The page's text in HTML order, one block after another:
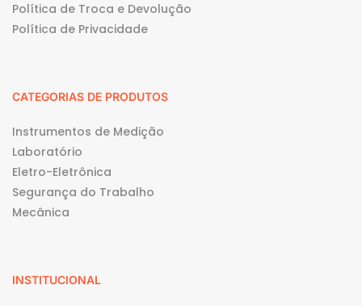
Política de Troca e Devolução
Política de Privacidade
CATEGORIAS DE PRODUTOS
Instrumentos de Medição
Laboratório
Eletro-Eletrônica
Segurança do Trabalho
Mecânica
INSTITUCIONAL